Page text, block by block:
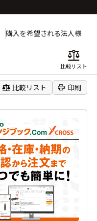
購入を希望される法人様
balance
比較リスト
balance 比較リスト print 印刷